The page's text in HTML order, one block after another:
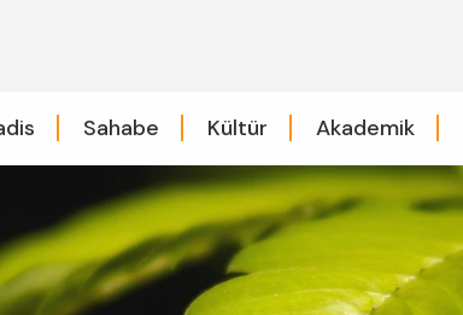
Sahabe Kültür Akademik